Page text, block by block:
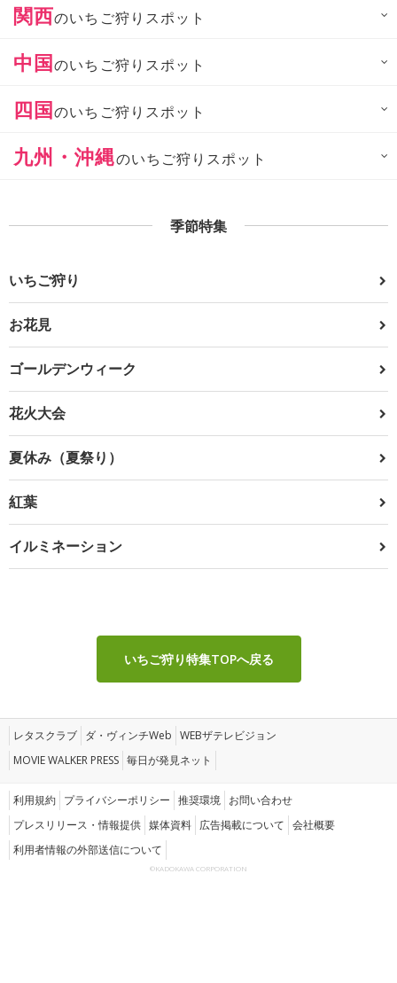
関西のいちご狩りスポット
中国のいちご狩りスポット
四国のいちご狩りスポット
九州・沖縄のいちご狩りスポット
季節特集
いちご狩り
お花見
ゴールデンウィーク
花火大会
夏休み（夏祭り）
紅葉
イルミネーション
いちご狩り特集TOPへ戻る
レタスクラブ ダ・ヴィンチWeb WEBザテレビジョン
MOVIE WALKER PRESS 毎日が発見ネット
利用規約 プライバシーポリシー 推奨環境 お問い合わせ
プレスリリース・情報提供 媒体資料 広告掲載について 会社概要
利用者情報の外部送信について
©KADOKAWA CORPORATION